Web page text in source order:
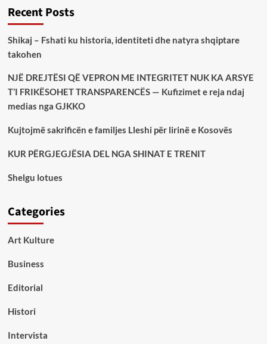
Recent Posts
Shikaj – Fshati ku historia, identiteti dhe natyra shqiptare
takohen
NJË DREJTËSI QË VEPRON ME INTEGRITET NUK KA ARSYE
T’I FRIKËSOHET TRANSPARENCËS — Kufizimet e reja ndaj
medias nga GJKKO
Kujtojmë sakrificën e familjes Lleshi për lirinë e Kosovës
KUR PËRGJEGJËSIA DEL NGA SHINAT E TRENIT
Shelgu lotues
Categories
Art Kulture
Business
Editorial
Histori
Intervista